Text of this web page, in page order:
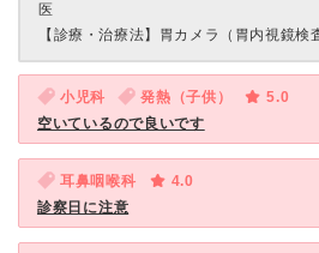
医
【診療・治療法】 胃カメラ（胃内視鏡検
小児科 発熱（子供）
5.0
空いているので良いです
耳鼻咽喉科
4.0
診察日に注意